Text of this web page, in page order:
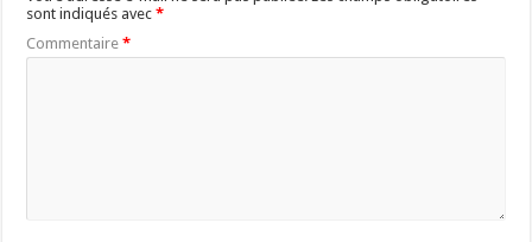
sont indiqués avec*
Commentaire*